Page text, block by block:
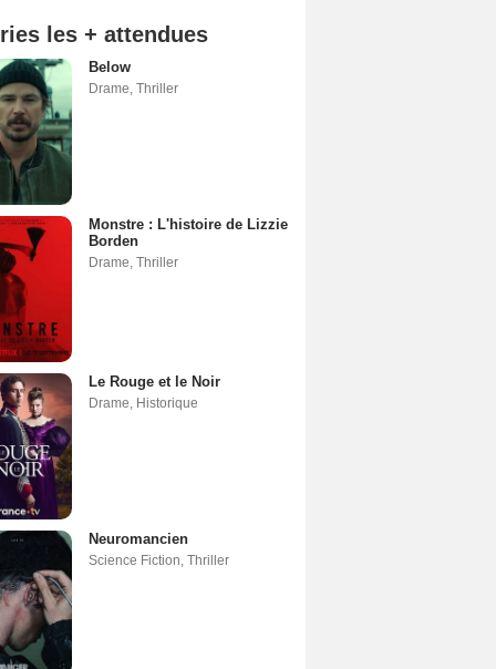
les + attendues
Below
Drame, Thriller
Monstre : L'histoire de Lizzie
Borden
Drame, Thriller
Le Rouge et le Noir
Drame, Historique
Neuromancien
Science Fiction, Thriller